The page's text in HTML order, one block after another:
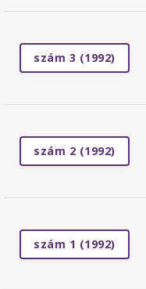
szám 3 (1992)
szám 2 (1992)
szám 1 (1992)